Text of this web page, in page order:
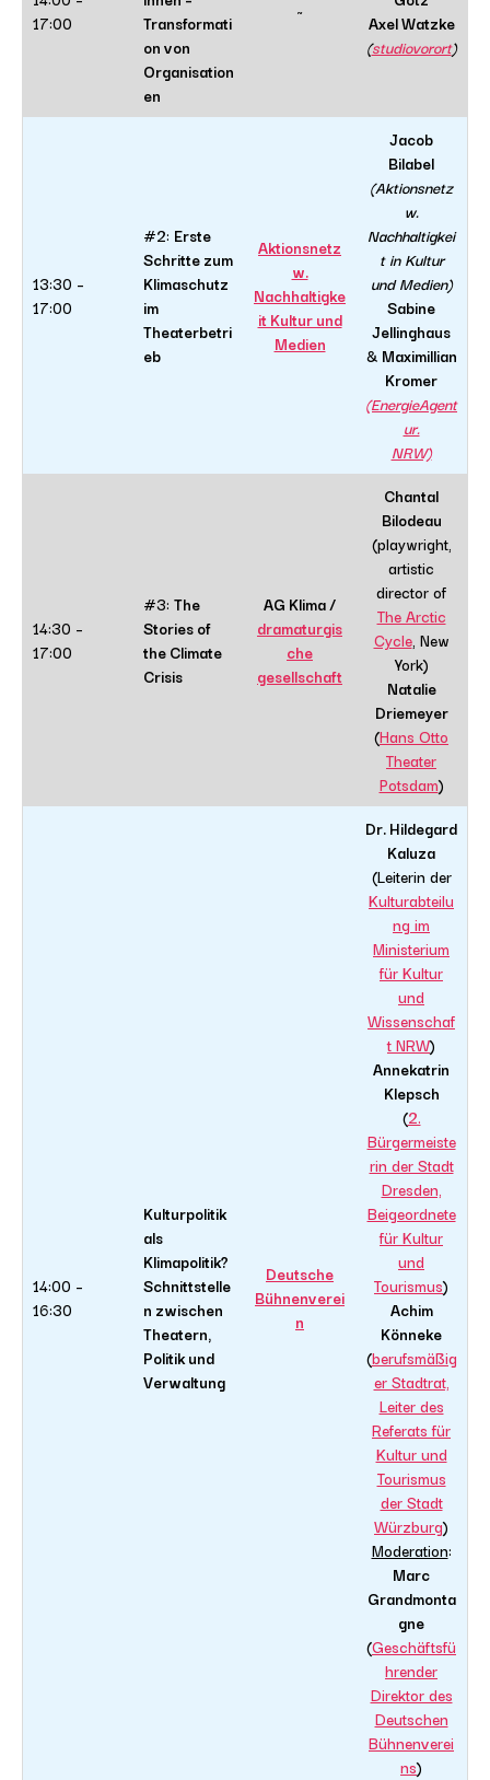
17:00
Transformati
on von
Organisation
en
~
Axel Watzke
(studiovorort)
13:30 –
17:00
#2: Erste
Schritte zum
Klimaschutz
im
Theaterbetri
eb
Aktionsnetz
w.
Nachhaltigke
it Kultur und
Medien
Jacob
Bilabel
(Aktionsnetz
w.
Nachhaltigkei
t in Kultur
und Medien)
Sabine
Jellinghaus
& Maximillian
Kromer
(EnergieAgent
ur.
NRW)
14:30 –
17:00
#3: The
Stories of
the Climate
Crisis
AG Klima /
dramaturgis
che
gesellschaft
Chantal
Bilodeau
(playwright,
artistic
director of
The Arctic
Cycle, New
York)
Natalie
Driemeyer
(Hans Otto
Theater
Potsdam)
14:00 –
16:30
Kulturpolitik
als
Klimapolitik?
Schnittstelle
n zwischen
Theatern,
Politik und
Verwaltung
Deutsche
Bühnenverei
n
Dr. Hildegard
Kaluza
(Leiterin der
Kulturabteilu
ng im
Ministerium
für Kultur
und
Wissenschaf
t NRW)
Annekatrin
Klepsch
(2.
Bürgermeiste
rin der Stadt
Dresden,
Beigeordnete
für Kultur
und
Tourismus)
Achim
Könneke
(berufsmäßig
er Stadtrat,
Leiter des
Referats für
Kultur und
Tourismus
der Stadt
Würzburg)
Moderation:
Marc
Grandmonta
gne
(Geschäftsfü
hrender
Direktor des
Deutschen
Bühnenverei
ns)